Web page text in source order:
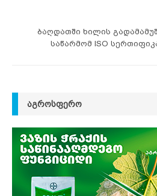
ბაღდათში ხილის
საწარმომ ISO
ᲐᲒᲠᲝᲡᲤᲔᲠᲝ